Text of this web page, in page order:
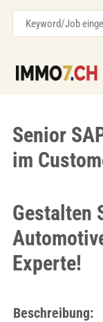
Senior
im
Gestalten
Experte!
Beschreibung: